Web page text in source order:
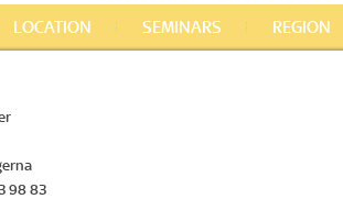
LOCATION SEMINARS REGION
98 83